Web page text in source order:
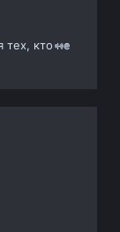
тех, кто не